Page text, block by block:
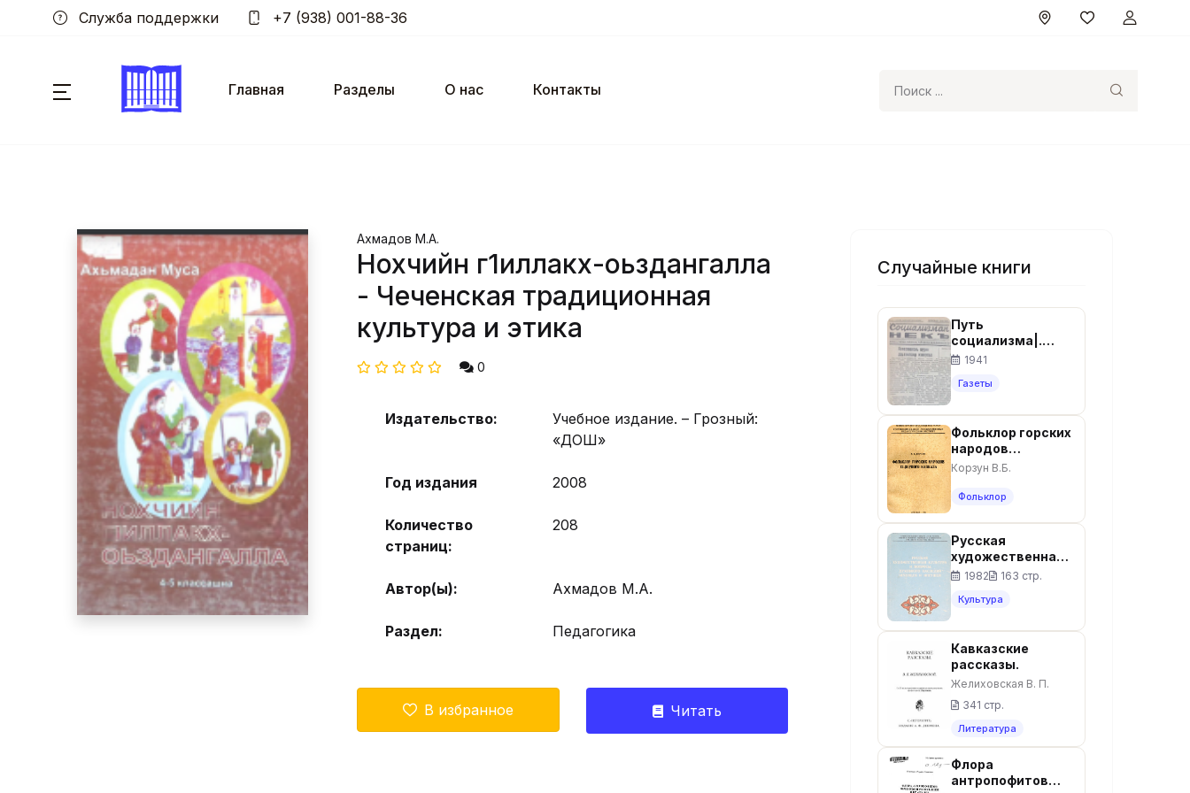
Служба поддержки +7 (938) 001-88-36
Главная Разделы О нас
Контакты
Ахмадов М.А.
Нохчийн г1иллакх-оьздангалла
- Чеченская традиционная
культура и этика
0
Издательство:
Учебное издание. – Грозный:
«ДОШ»
Год издания 2008
Количество
страниц:
208
Автор(ы): Ахмадов М.А.
Раздел: Педагогика
В избранное Читать
Случайные книги
Путь
социализма|.
газета (на
языке), Суббота 1
1941
Газеты
Фольклор горских
народов
Северного
(Дооктябрьский
Грозный: Чечено-
Ингушское кн.
изд-во, 1966. -
204 с.
Корзун В.Б.
Фольклор
Русская
художественная
культура и
духовного
чеченцев и
ингушей
1982 163 стр.
Культура
Кавказские
рассказы.
Желиховская В. П.
341 стр.
Литература
Флора
антропофитов